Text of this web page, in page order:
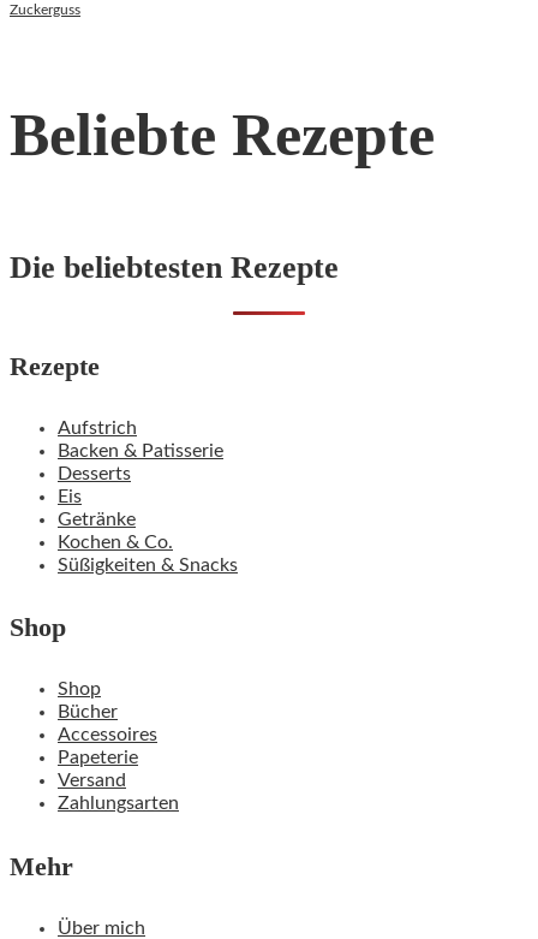
Zuckerguss
Beliebte Rezepte
Die beliebtesten Rezepte
Rezepte
Aufstrich
Backen & Patisserie
Desserts
Eis
Getränke
Kochen & Co.
Süßigkeiten & Snacks
Shop
Shop
Bücher
Accessoires
Papeterie
Versand
Zahlungsarten
Mehr
Über mich